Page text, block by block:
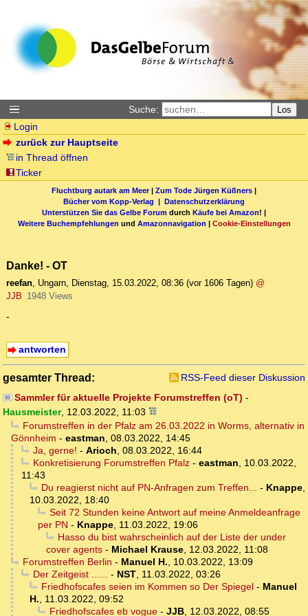
Suche: Los
Login
zurück zur Hauptseite
in Thread öffnen
Ticker
Fluchtburg autark am Meer| Zum Tode Jürgen Küßners |
Bücher vom Kopp-Verlag | Datenschutzerklärung
Unterstützen Sie das Gelbe Forum durch Käufe bei Amazon! |
Weitere Buchempfehlungen und Amazonnavigation | Cookie-Einstellungen
Danke! - OT
reefan, Ungarn, Dienstag, 15.03.2022, 08:36 (vor 1606 Tagen) @
JJB 1948 Views
-
antworten
gesamter Thread:
RSS-Feed dieser Diskussion
Sammler für aktuelle Projekte Forumstreffen (oT) -
Hausmeister, 12.03.2022, 11:03
Forumstreffen in der Pfalz am 26.03.2022 in Worms, alternativ in
Gönnheim - eastman, 08.03.2022, 14:45
Ja, gerne! - Arioch, 08.03.2022, 16:44
Konkretisierung Forumstreffen Pfalz- eastman, 10.03.2022,
11:43
Du reagierst nicht auf PN-Anfragen zum Treffen... - Knappe,
10.03.2022, 18:40
Seit 72 Stunden keine Antwort auf meine Anmeldeanfrage
per PN - Knappe, 11.03.2022, 19:06
Hasso du bist wahrscheinlich auf der Liste der under
cover agents - Michael Krause, 12.03.2022, 11:08
Forumstreffen Berlin - Manuel H., 10.03.2022, 13:09
Der Zeitgeist ...... - NST, 11.03.2022, 03:26
Friedhofscafes seien im Kommen so Der Spiegel- Manuel
H., 11.03.2022, 09:52
Friedhofscafes eb vogue- JJB, 12.03.2022, 08:55